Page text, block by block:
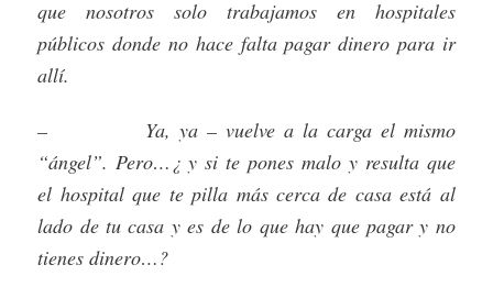
que nosotros solo trabajamos en hospitales
públicos donde no hace falta pagar dinero para ir
allí.
– Ya, ya – vuelve a la carga el mismo
“ángel”. Pero…¿ y si te pones malo y resulta que
el hospital que te pilla más cerca de casa está al
lado de tu casa y es de lo que hay que pagar y no
tienes dinero…?